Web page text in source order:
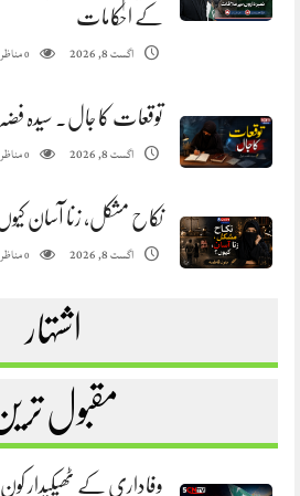
کے احکامات
اگست 8, 2026 0مناظر
توقعات کا جال. سیدہ
اگست 8, 2026 0مناظر
نکاح مشکل، زنا آسان
اگست 8, 2026 0مناظر
اشتہار
مقبول
وفاداری کے ٹھیکیدار